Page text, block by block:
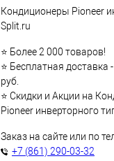
Кондиционеры Pioneer
Split.ru
⭐ Более 2 000 товаров!
⭐ Бесплатная доставка
руб.
⭐ Скидки и Акции на
Pioneer инверторного
Заказ на сайте или по
+7 (861) 290-03-32